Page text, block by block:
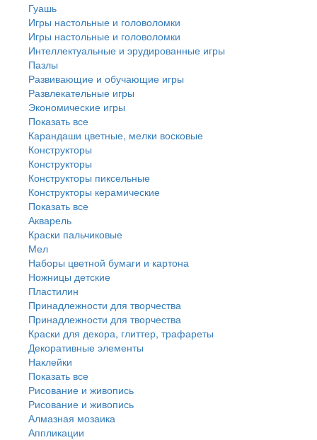
Гуашь
Игры настольные и головоломки
Игры настольные и головоломки
Интеллектуальные и эрудированные игры
Пазлы
Развивающие и обучающие игры
Развлекательные игры
Экономические игры
Показать все
Карандаши цветные, мелки восковые
Конструкторы
Конструкторы
Конструкторы пиксельные
Конструкторы керамические
Показать все
Акварель
Краски пальчиковые
Мел
Наборы цветной бумаги и картона
Ножницы детские
Пластилин
Принадлежности для творчества
Принадлежности для творчества
Краски для декора, глиттер, трафареты
Декоративные элементы
Наклейки
Показать все
Рисование и живопись
Рисование и живопись
Алмазная мозаика
Аппликации